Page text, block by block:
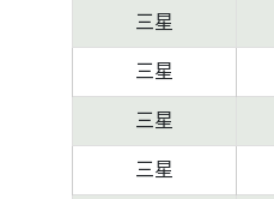
三星
三星
三星
三星